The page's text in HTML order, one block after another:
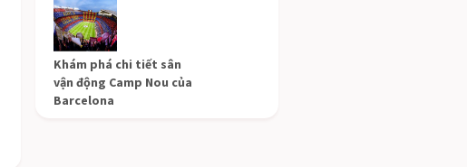
Khám phá chi tiết sân
vận động Camp Nou của
Barcelona